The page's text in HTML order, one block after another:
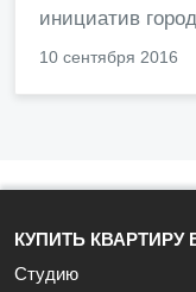
инициатив
10 сентября 2016
КУПИТЬ КВАРТИРУ
Студию